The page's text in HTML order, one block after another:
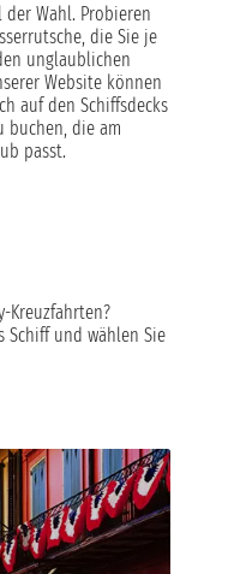
Kreuzfahrten?
Schiff und wählen Sie
Wahl. Probieren
die Sie je
unglaublichen
Website können
auf den Schiffsdecks
buchen, die am
passt.